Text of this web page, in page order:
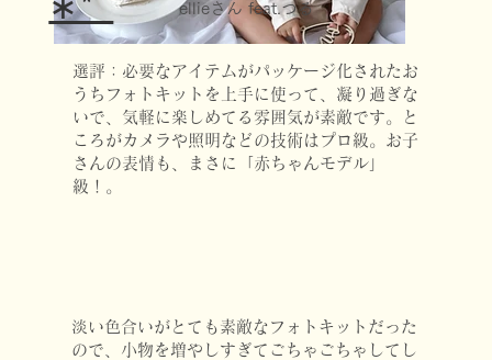
淡い色合いがとても素敵なフォトキットだった
ので、小物を増やしすぎてごちゃごちゃしてし
ellieさん feat.つる
選評：必要なアイテムがパッケージ化されたお
うちフォトキットを上手に使って、凝り過ぎな
いで、気軽に楽しめてる雰囲気が素敵です。と
ころがカメラや照明などの技術はプロ級。お子
さんの表情も、まさに「赤ちゃんモデル」
級！。